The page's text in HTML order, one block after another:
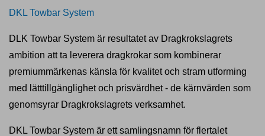
DKL Towbar System
DLK Towbar System är resultatet av Dragkrokslagrets
ambition att ta leverera dragkrokar som kombinerar
premiummärkenas känsla för kvalitet och stram utforming
med lätttillgänglighet och prisvärdhet - de kärnvärden som
genomsyrar Dragkrokslagrets verksamhet.
DKL Towbar System är ett samlingsnamn för flertalet